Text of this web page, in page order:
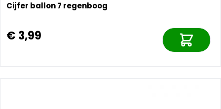
Cijfer ballon 7 regenboog
€ 3,99